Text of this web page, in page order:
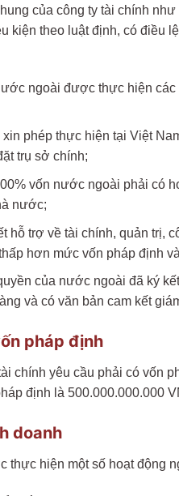
của công ty tài chính
kiện theo luật định, có điều
ngoài được thực hiện
xin phép thực hiện tại Việt
trụ sở chính;
vốn nước ngoài phải có
nước;
hỗ trợ về tài chính, quản trị,
hơn mức vốn pháp định
của nước ngoài đã ký
và có văn bản cam kết
pháp định
chính yêu cầu phải có vốn
định là 500.000.000.000
doanh
thực hiện một số hoạt động